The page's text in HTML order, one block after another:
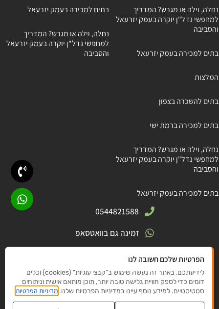
נחלה, וילה או מגרש? המדריך
למחפשי נדל"ן יוקרה בעמק יזרעאל
והסביבה
בתים למכירה בעמק יזרעאל
המלצות
בתים להשכרה בצפון
בתים למכירה ברמת ישי
נחלה, וילה או מגרש? המדריך
למחפשי נדל"ן יוקרה בעמק יזרעאל
והסביבה
בתים למכירה בעמק יזרעאל
בתים למכירה בעמק יזרעאל
נחלה, וילה או מגרש? המדריך
למחפשי נדל"ן יוקרה בעמק יזרעאל
והסביבה
0544821588
זמינה גם בוואטסאפ
חניתה 5, גבעת אלה
elishyet@gmail .com
הפרטיות שלכם חשובה לנו
לידיעתכם, באתר זה נעשה שימוש ב"קבצי עוגיות" (cookies) וכלים
דומים כדי לספק חוויית גלישה טובה יותר, תוכן מותאם אישית וניתוחים
סטטיסטיים. למידע נוסף עיינו במדיניות הפרטיות שלנו. מדיניות הפרטיות